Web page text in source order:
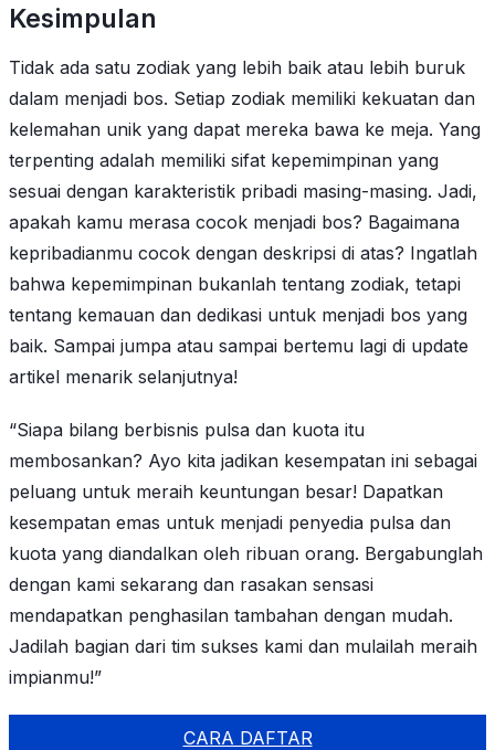
Kesimpulan
Tidak ada satu zodiak yang lebih baik atau lebih buruk
dalam menjadi bos. Setiap zodiak memiliki kekuatan dan
kelemahan unik yang dapat mereka bawa ke meja. Yang
terpenting adalah memiliki sifat kepemimpinan yang
sesuai dengan karakteristik pribadi masing-masing. Jadi,
apakah kamu merasa cocok menjadi bos? Bagaimana
kepribadianmu cocok dengan deskripsi di atas? Ingatlah
bahwa kepemimpinan bukanlah tentang zodiak, tetapi
tentang kemauan dan dedikasi untuk menjadi bos yang
baik. Sampai jumpa atau sampai bertemu lagi di update
artikel menarik selanjutnya!
“Siapa bilang berbisnis pulsa dan kuota itu
membosankan? Ayo kita jadikan kesempatan ini sebagai
peluang untuk meraih keuntungan besar! Dapatkan
kesempatan emas untuk menjadi penyedia pulsa dan
kuota yang diandalkan oleh ribuan orang. Bergabunglah
dengan kami sekarang dan rasakan sensasi
mendapatkan penghasilan tambahan dengan mudah.
Jadilah bagian dari tim sukses kami dan mulailah meraih
impianmu!”
CARA DAFTAR